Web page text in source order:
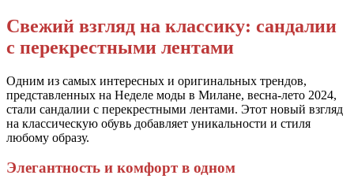
Свежий взгляд на классику: сандалии
с перекрестными лентами
Одним из самых интересных и оригинальных трендов,
представленных на Неделе моды в Милане, весна-лето 2024,
стали сандалии с перекрестными лентами. Этот новый взгляд
на классическую обувь добавляет уникальности и стиля
любому образу.
Элегантность и комфорт в одном